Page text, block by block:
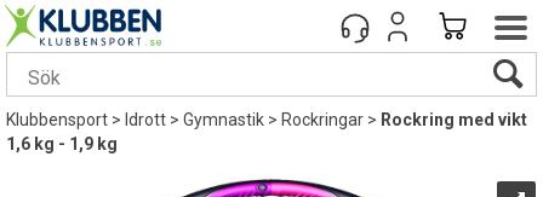
Klubbensport> Idrott>Gymnastik>Rockringar> Rockring med vikt
1,6 kg - 1,9 kg